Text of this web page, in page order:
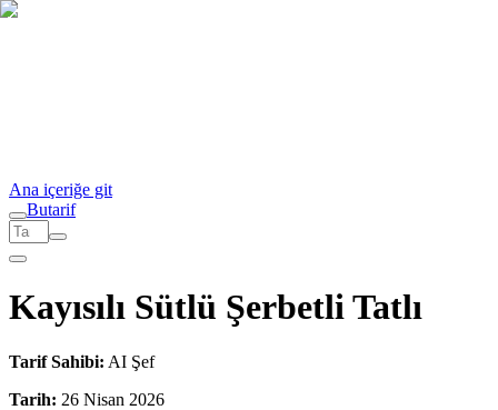
Ana içeriğe git
Butarif
Kayısılı Sütlü Şerbetli Tatlı
Tarif Sahibi: AI Şef
Tarih: 26 Nisan 2026